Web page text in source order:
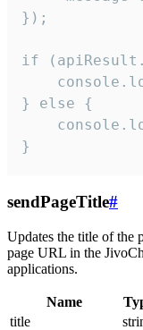
});
if
} else {
}
sendPageTitle#
Updates the title of the
page URL in the
applications.
Name
title